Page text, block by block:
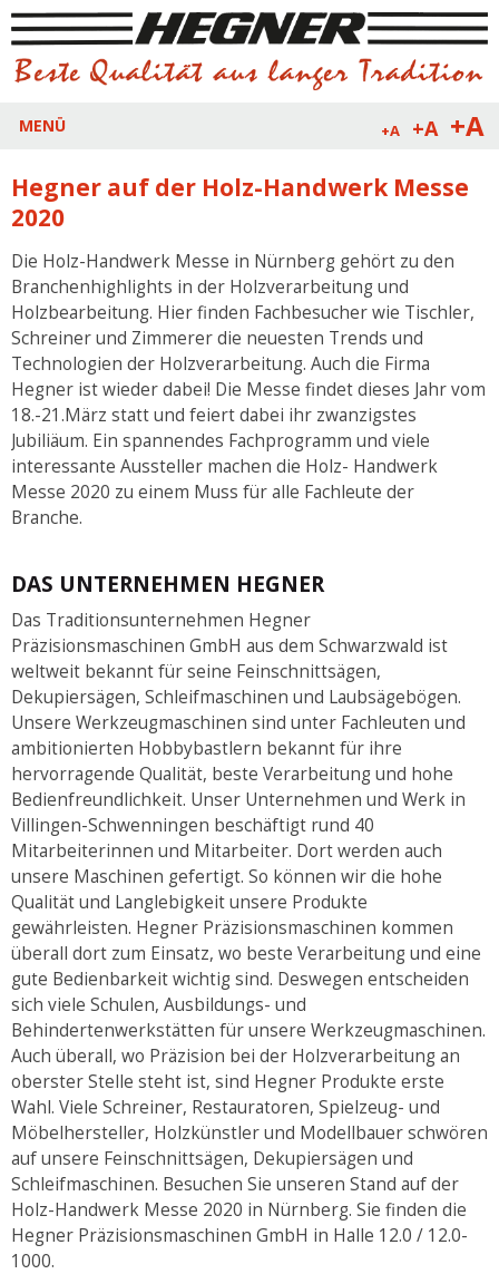
+A +A +A
MENÜ
Hegner auf der Holz-Handwerk Messe
2020
Die Holz-Handwerk Messe in Nürnberg gehört zu den
Branchenhighlights in der Holzverarbeitung und
Holzbearbeitung. Hier finden Fachbesucher wie Tischler,
Schreiner und Zimmerer die neuesten Trends und
Technologien der Holzverarbeitung. Auch die Firma
Hegner ist wieder dabei! Die Messe findet dieses Jahr vom
18.-21.März statt und feiert dabei ihr zwanzigstes
Jubiliäum. Ein spannendes Fachprogramm und viele
interessante Aussteller machen die Holz- Handwerk
Messe 2020 zu einem Muss für alle Fachleute der
Branche.
DAS UNTERNEHMEN HEGNER
Das Traditionsunternehmen Hegner
Präzisionsmaschinen GmbH aus dem Schwarzwald ist
weltweit bekannt für seine Feinschnittsägen,
Dekupiersägen, Schleifmaschinen und Laubsägebögen.
Unsere Werkzeugmaschinen sind unter Fachleuten und
ambitionierten Hobbybastlern bekannt für ihre
hervorragende Qualität, beste Verarbeitung und hohe
Bedienfreundlichkeit. Unser Unternehmen und Werk in
Villingen-Schwenningen beschäftigt rund 40
Mitarbeiterinnen und Mitarbeiter. Dort werden auch
unsere Maschinen gefertigt. So können wir die hohe
Qualität und Langlebigkeit unsere Produkte
gewährleisten. Hegner Präzisionsmaschinen kommen
überall dort zum Einsatz, wo beste Verarbeitung und eine
gute Bedienbarkeit wichtig sind. Deswegen entscheiden
sich viele Schulen, Ausbildungs- und
Behindertenwerkstätten für unsere Werkzeugmaschinen.
Auch überall, wo Präzision bei der Holzverarbeitung an
oberster Stelle steht ist, sind Hegner Produkte erste
Wahl. Viele Schreiner, Restauratoren, Spielzeug- und
Möbelhersteller, Holzkünstler und Modellbauer schwören
auf unsere Feinschnittsägen, Dekupiersägen und
Schleifmaschinen. Besuchen Sie unseren Stand auf der
Holz-Handwerk Messe 2020 in Nürnberg. Sie finden die
Hegner Präzisionsmaschinen GmbH in Halle 12.0 / 12.0-
1000.